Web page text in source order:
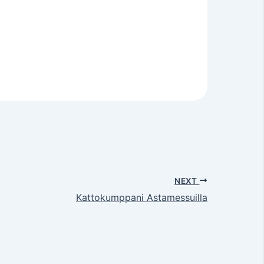
NEXT
Kattokumppani Astamessuilla